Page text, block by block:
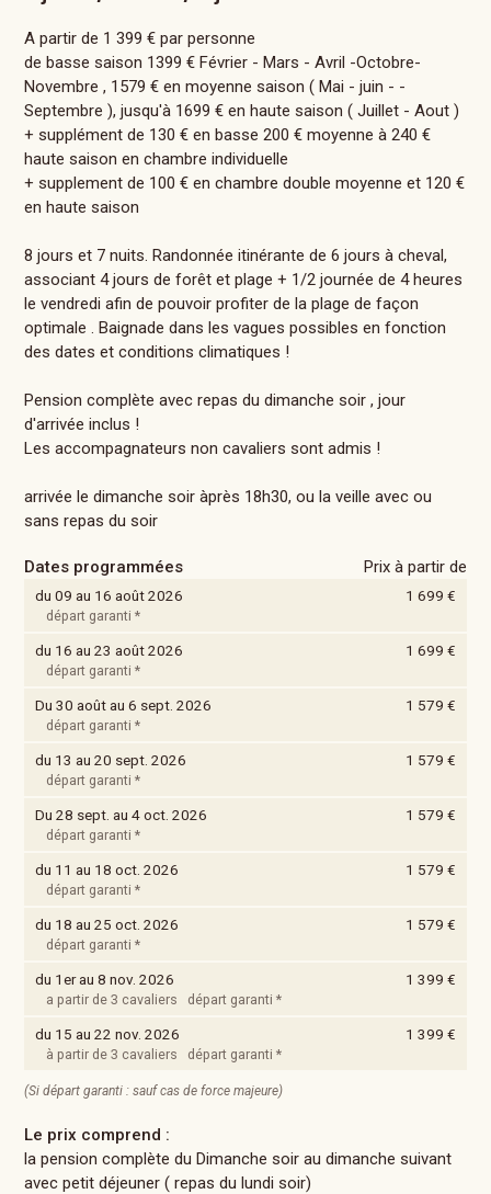
A partir de 1 399 € par personne
de basse saison 1399 € Février - Mars - Avril -Octobre-
Novembre , 1579 € en moyenne saison ( Mai - juin - -
Septembre ), jusqu'à 1699 € en haute saison ( Juillet - Aout )
+ supplément de 130 € en basse 200 € moyenne à 240 €
haute saison en chambre individuelle
+ supplement de 100 € en chambre double moyenne et 120 €
en haute saison
8 jours et 7 nuits. Randonnée itinérante de 6 jours à cheval,
associant 4 jours de forêt et plage + 1/2 journée de 4 heures
le vendredi afin de pouvoir profiter de la plage de façon
optimale . Baignade dans les vagues possibles en fonction
des dates et conditions climatiques !
Pension complète avec repas du dimanche soir , jour
d'arrivée inclus !
Les accompagnateurs non cavaliers sont admis !
arrivée le dimanche soir àprès 18h30, ou la veille avec ou
sans repas du soir
Dates programmées Prix à partir de
du 09 au 16 août 2026 1 699 €
départ garanti *
du 16 au 23 août 2026 1 699 €
départ garanti *
Du 30 août au 6 sept. 2026 1 579 €
départ garanti *
du 13 au 20 sept. 2026 1 579 €
départ garanti *
Du 28 sept. au 4 oct. 2026 1 579 €
départ garanti *
du 11 au 18 oct. 2026 1 579 €
départ garanti *
du 18 au 25 oct. 2026 1 579 €
départ garanti *
du 1er au 8 nov. 2026 1 399 €
a partir de 3 cavaliers départ garanti *
du 15 au 22 nov. 2026 1 399 €
à partir de 3 cavaliers départ garanti *
(Si départ garanti : sauf cas de force majeure)
Le prix comprend :
la pension complète du Dimanche soir au dimanche suivant
avec petit déjeuner ( repas du lundi soir)